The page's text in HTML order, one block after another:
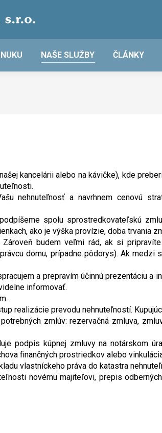
NAŠE SLUŽBY ČLÁNKY
kancelárii alebo na kávičke), kde
nehnuteľnosť a navrhnem cenovú
spolu sprostredkovateľskú
ako je výška provízie, doba trvania
budem veľmi rád, ak si
domu, prípadne pôdorys). Ak
a prepravím účinnú prezentáciu a
informovať.
realizácie prevodu nehnuteľností.
zmlúv: rezervačná zmluva,
podpis kúpnej zmluvy na notárskom
finančných prostriedkov alebo
vlastníckeho práva do katastra
novému majiteľovi, prepis